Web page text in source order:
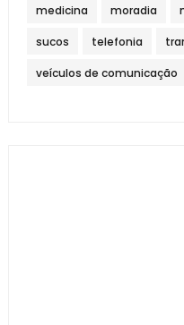
medicina moradia
sucos telefonia
veículos de comunicação